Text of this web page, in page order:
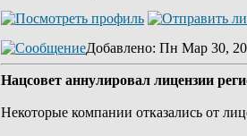
Добавлено: Пн Мар 30,
Нацсовет аннулировал лицензии
Некоторые компании отказались от